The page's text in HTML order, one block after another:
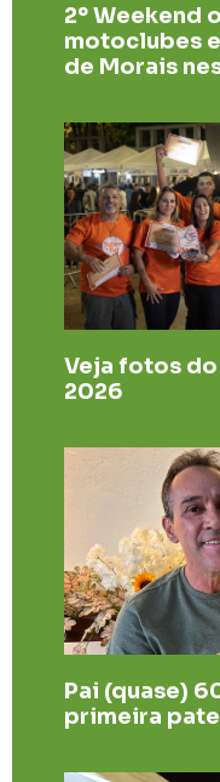
2º Weekend
motoclubes
de Morais
Veja fotos do
2026
Pai (quase)
primeira